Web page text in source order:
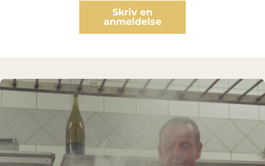
Skriv en
anmeldelse